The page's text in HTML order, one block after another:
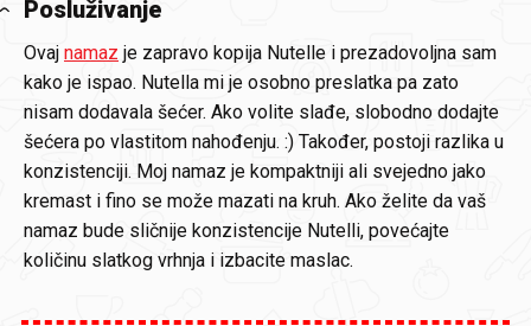
Posluživanje
Ovaj namaz je zapravo kopija Nutelle i prezadovoljna sam
kako je ispao. Nutella mi je osobno preslatka pa zato
nisam dodavala šećer. Ako volite slađe, slobodno dodajte
šećera po vlastitom nahođenju. :) Također, postoji razlika u
konzistenciji. Moj namaz je kompaktniji ali svejedno jako
kremast i fino se može mazati na kruh. Ako želite da vaš
namaz bude sličnije konzistencije Nutelli, povećajte
količinu slatkog vrhnja i izbacite maslac.